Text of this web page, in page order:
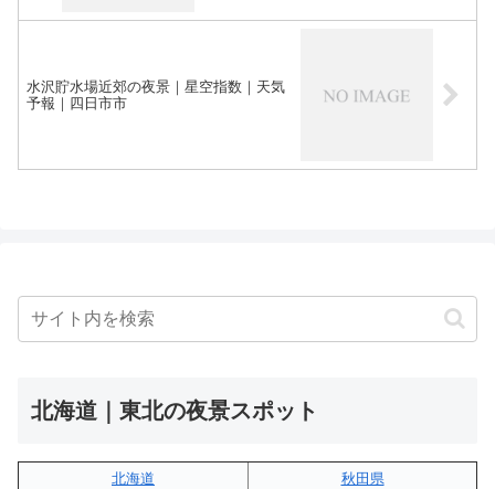
水沢貯水場近郊の夜景｜星空指数｜天気
予報｜四日市市
北海道｜東北の夜景スポット
北海道
秋田県